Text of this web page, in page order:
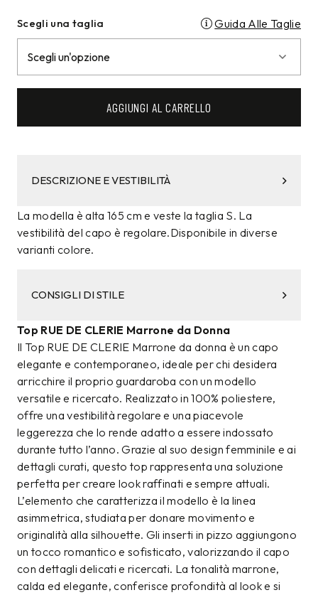
Scegli una taglia Guida Alle Taglie
AGGIUNGI AL CARRELLO
DESCRIZIONE E VESTIBILITÀ
La modella è alta 165 cm e veste la taglia S. La
vestibilità del capo è regolare.Disponibile in diverse
varianti colore.
CONSIGLI DI STILE
Top RUE DE CLERIE Marrone da Donna
Il Top RUE DE CLERIE Marrone da donna è un capo
elegante e contemporaneo, ideale per chi desidera
arricchire il proprio guardaroba con un modello
versatile e ricercato. Realizzato in 100% poliestere,
offre una vestibilità regolare e una piacevole
leggerezza che lo rende adatto a essere indossato
durante tutto l’anno. Grazie al suo design femminile e ai
dettagli curati, questo top rappresenta una soluzione
perfetta per creare look raffinati e sempre attuali.
L’elemento che caratterizza il modello è la linea
asimmetrica, studiata per donare movimento e
originalità alla silhouette. Gli inserti in pizzo aggiungono
un tocco romantico e sofisticato, valorizzando il capo
con dettagli delicati e ricercati. La tonalità marrone,
calda ed elegante, conferisce profondità al look e si